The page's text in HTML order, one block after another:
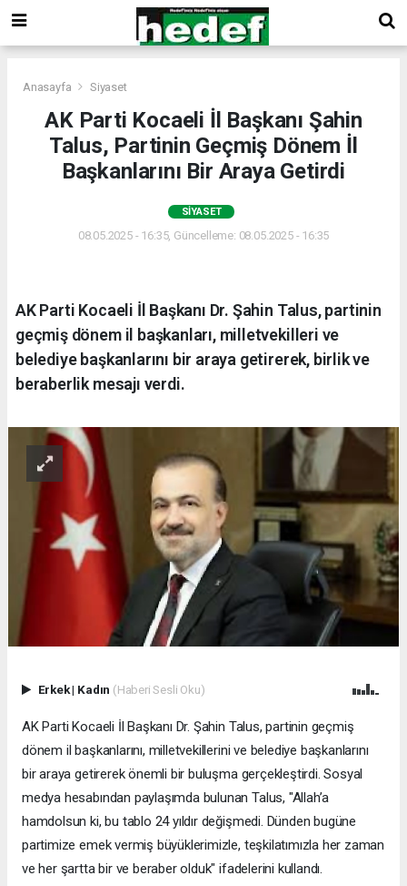
Anasayfa Siyaset
AK Parti Kocaeli İl Başkanı Şahin
Talus, Partinin Geçmiş Dönem İl
Başkanlarını Bir Araya Getirdi
SIYASET
08.05.2025 - 16:35, Güncelleme: 08.05.2025 - 16:35
AK Parti Kocaeli İl Başkanı Dr. Şahin Talus, partinin
geçmiş dönem il başkanları, milletvekilleri ve
belediye başkanlarını bir araya getirerek, birlik ve
beraberlik mesajı verdi.
Erkek| Kadın (Haberi Sesli Oku)
AK Parti Kocaeli İl Başkanı Dr. Şahin Talus, partinin geçmiş
dönem il başkanlarını, milletvekillerini ve belediye başkanlarını
bir araya getirerek önemli bir buluşma gerçekleştirdi. Sosyal
medya hesabından paylaşımda bulunan Talus, "Allah’a
hamdolsun ki, bu tablo 24 yıldır değişmedi. Dünden bugüne
partimize emek vermiş büyüklerimizle, teşkilatımızla her zaman
ve her şartta bir ve beraber olduk" ifadelerini kullandı.